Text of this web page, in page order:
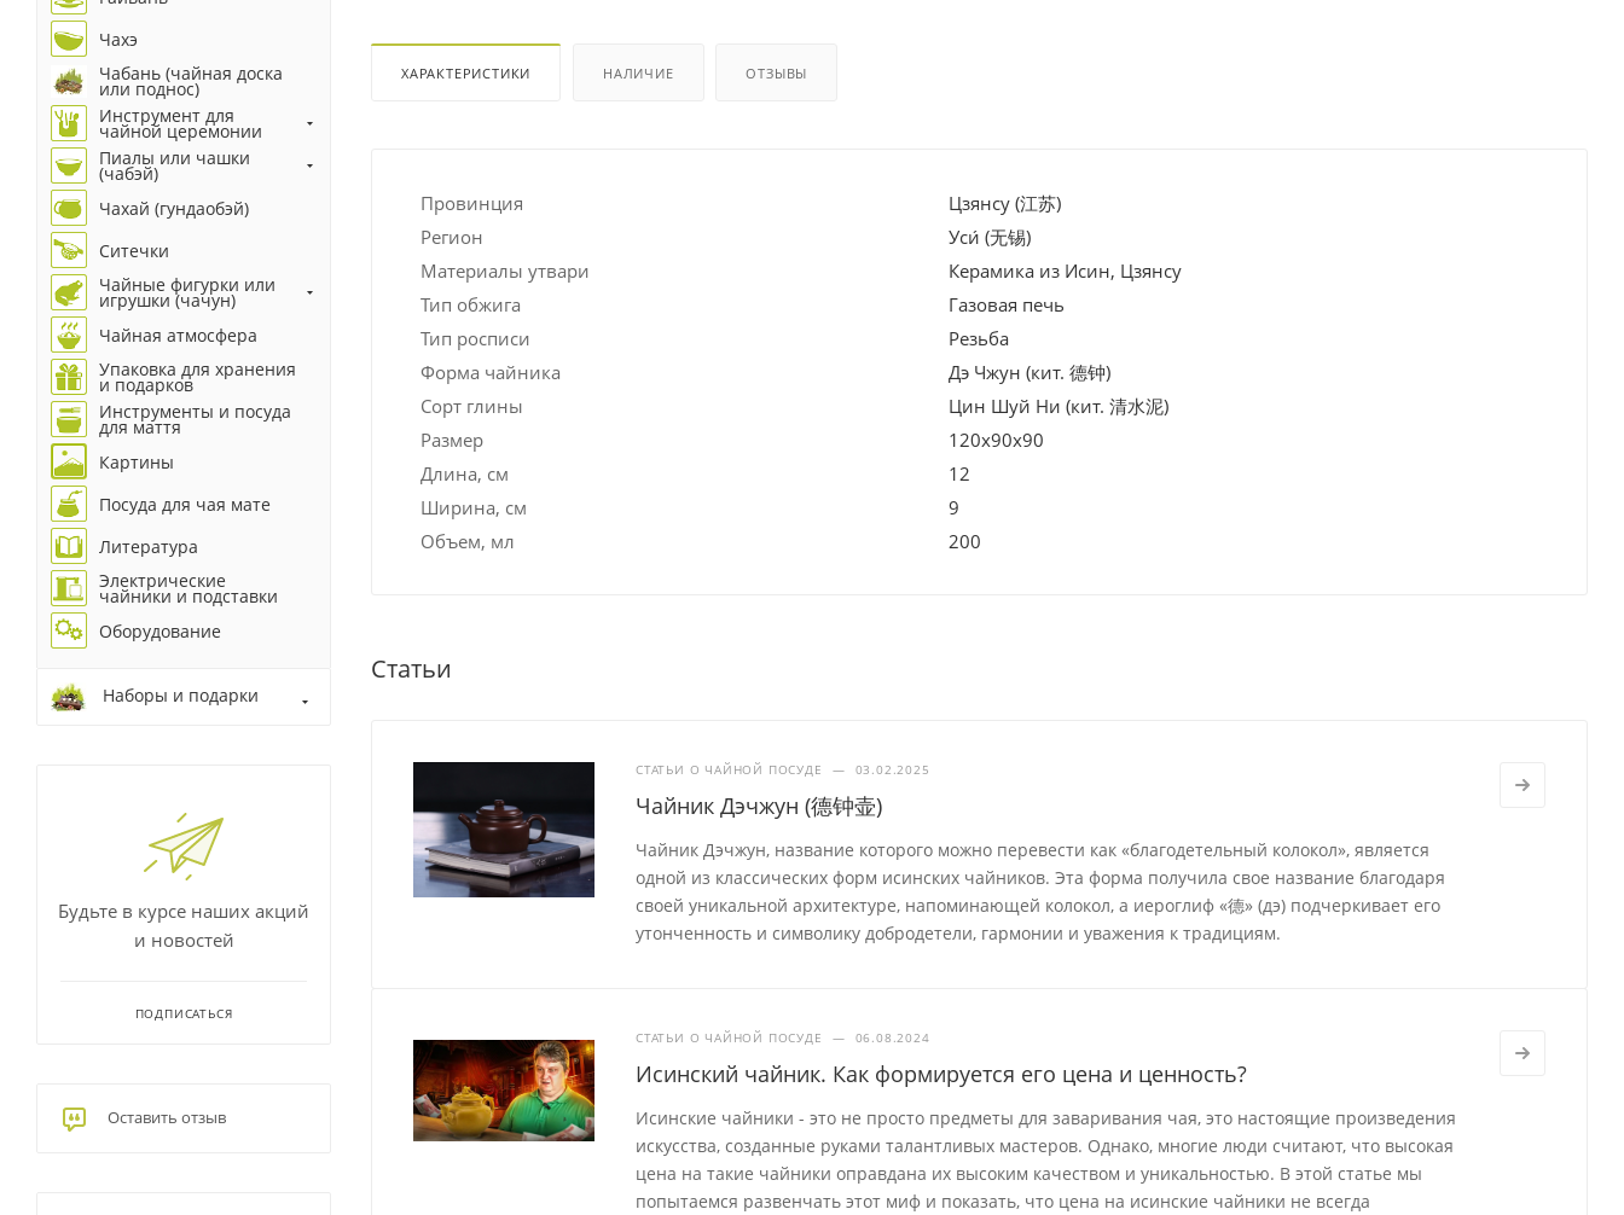
ХАРАКТЕРИСТИКИ НАЛИЧИЕ ОТЗЫВЫ
Провинция
Цзянсу (江苏)
Регион
Уси́ (无锡)
Материалы утвари
Керамика из Исин, Цзянсу
Тип обжига
Газовая печь
Тип росписи
Резьба
Форма чайника
Дэ Чжун (кит. 德钟)
Сорт глины
Цин Шуй Ни (кит. 清水泥)
Размер
120х90х90
Длина, см
12
Ширина, см
9
Объем, мл
200
Статьи
СТАТЬИ О ЧАЙНОЙ ПОСУДЕ — 03.02.2025
Чайник Дэчжун (德钟壶)
Чайник Дэчжун, название которого можно перевести как «благодетельный колокол», является
одной из классических форм исинских чайников. Эта форма получила свое название благодаря
своей уникальной архитектуре, напоминающей колокол, а иероглиф «德» (дэ) подчеркивает его
утонченность и символику добродетели, гармонии и уважения к традициям.
СТАТЬИ О ЧАЙНОЙ ПОСУДЕ — 06.08.2024
Исинский чайник. Как формируется его цена и ценность?
Исинские чайники - это не просто предметы для заваривания чая, это настоящие произведения
искусства, созданные руками талантливых мастеров. Однако, многие люди считают, что высокая
цена на такие чайники оправдана их высоким качеством и уникальностью. В этой статье мы
попытаемся развенчать этот миф и показать, что цена на исинские чайники не всегда
Чахэ
Чабань (чайная доска
или поднос)
Инструмент для
чайной церемонии
Пиалы или чашки
(чабэй)
Чахай (гундаобэй)
Ситечки
Чайные фигурки или
игрушки (чачун)
Чайная атмосфера
Упаковка для хранения
и подарков
Инструменты и посуда
для маття
Картины
Посуда для чая мате
Литература
Электрические
чайники и подставки
Оборудование
Наборы и подарки
Будьте в курсе наших акций
и новостей
ПОДПИСАТЬСЯ
Оставить отзыв